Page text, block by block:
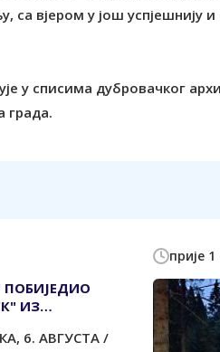
вјером у још успјешнију и
у списима дубровачког
града.
ПОБИЈЕДИО
ИЗ
6. АВГУСТА /
прије 1